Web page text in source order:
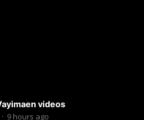
videos
· 9 hours ago